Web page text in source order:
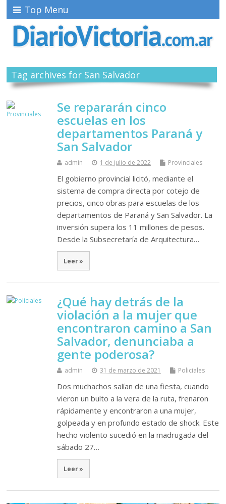
Top Menu
Tag archives for San Salvador
Se repararán cinco
escuelas en los
departamentos Paraná y
San Salvador
admin 1 de julio de 2022 Provinciales
El gobierno provincial licitó, mediante el
sistema de compra directa por cotejo de
precios, cinco obras para escuelas de los
departamentos de Paraná y San Salvador. La
inversión supera los 11 millones de pesos.
Desde la Subsecretaría de Arquitectura…
Leer »
¿Qué hay detrás de la
violación a la mujer que
encontraron camino a San
Salvador, denunciaba a
gente poderosa?
admin 31 de marzo de 2021 Policiales
Dos muchachos salían de una fiesta, cuando
vieron un bulto a la vera de la ruta, frenaron
rápidamente y encontraron a una mujer,
golpeada y en profundo estado de shock. Este
hecho violento sucedió en la madrugada del
sábado 27…
Leer »